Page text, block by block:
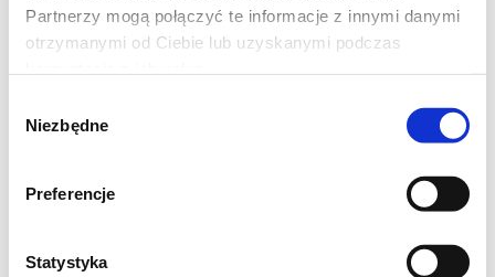
Partnerzy mogą połączyć te informacje z innymi danymi
otrzymanymi od Ciebie lub uzyskanymi podczas
zgody
Niezbędne
Preferencje
Statystyka